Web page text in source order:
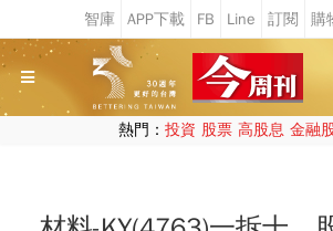
熱門： 投資 股票 高股息 金融